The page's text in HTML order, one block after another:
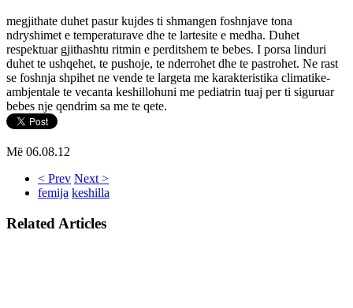
megjithate duhet pasur kujdes ti shmangen foshnjave tona
ndryshimet e temperaturave dhe te lartesite e medha. Duhet
respektuar gjithashtu ritmin e perditshem te bebes. I porsa linduri
duhet te ushqehet, te pushoje, te nderrohet dhe te pastrohet. Ne rast
se foshnja shpihet ne vende te largeta me karakteristika climatike-
ambjentale te vecanta keshillohuni me pediatrin tuaj per ti siguruar
bebes nje qendrim sa me te qete.
Më 06.08.12
< Prev Next >
femija keshilla
Related Articles